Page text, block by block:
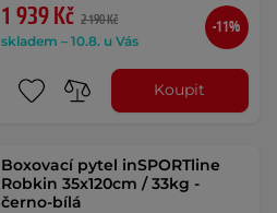
1 939 Kč 2 190 Kč
skladem – 10.8. u Vás
-11%
Koupit
Boxovací pytel inSPORTline
Robkin 35x120cm / 33kg -
černo-bílá